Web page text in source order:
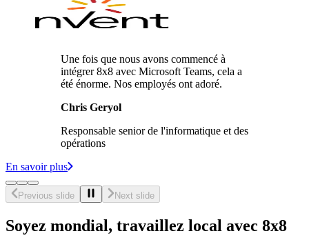
Une fois que nous avons commencé à
intégrer 8x8 avec Microsoft Teams, cela a
été énorme. Nos employés ont adoré.
Chris Geryol
Responsable senior de l'informatique et des
opérations
En savoir plus
Previous slide Next slide
Soyez mondial, travaillez local avec 8x8